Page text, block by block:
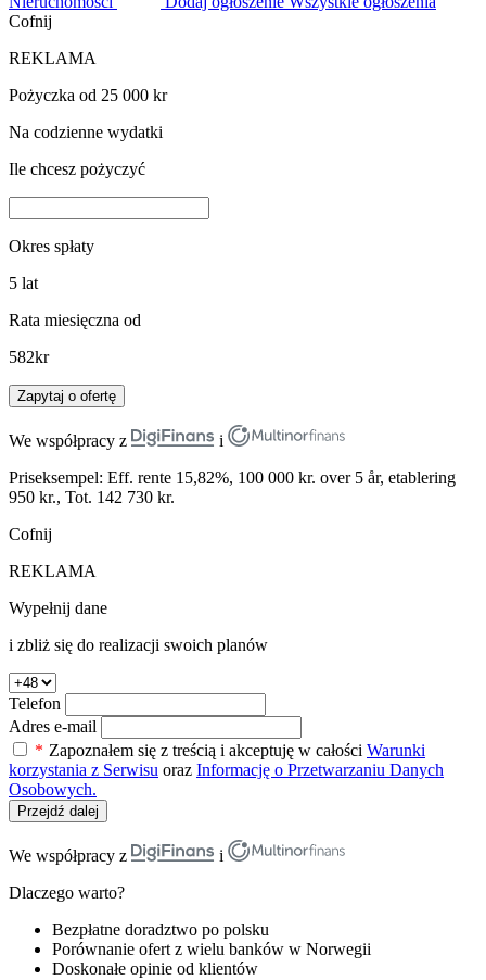
Cofnij
REKLAMA
Pożyczka od 25 000 kr
Na codzienne wydatki
Ile chcesz pożyczyć
Okres spłaty
5 lat
Rata miesięczna od
582kr
Zapytaj o ofertę
We współpracy z
i
Priseksempel: Eff. rente 15,82%, 100 000 kr. over 5 år, etablering
950 kr., Tot. 142 730 kr.
Cofnij
REKLAMA
Wypełnij dane
i zbliż się do realizacji swoich planów
Telefon
Adres e-mail
* Zapoznałem się z treścią i akceptuję w całości Warunki
korzystania z Serwisu oraz Informację o Przetwarzaniu Danych
Osobowych.
Przejdź dalej
We współpracy z
i
Dlaczego warto?
Bezpłatne doradztwo po polsku
Porównanie ofert z wielu banków w Norwegii
Doskonałe opinie od klientów